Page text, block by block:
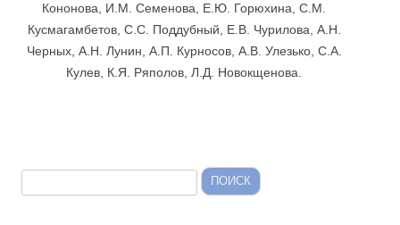
Кононова, И.М. Семенова, Е.Ю. Горюхина, С.М.
Кусмагамбетов, С.С. Поддубный, Е.В. Чурилова, А.Н.
Черных, А.Н. Лунин, А.П. Курносов, А.В. Улезько, С.А.
Кулев, К.Я. Ряполов, Л.Д. Новокщенова.